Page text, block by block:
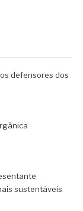
defensores dos
sustentáveis